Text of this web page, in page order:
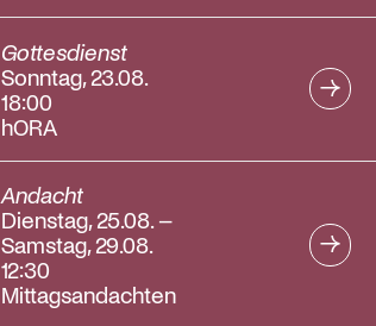
Gottesdienst
Sonntag, 23.08.
18:00
hORA
Andacht
Dienstag, 25.08. –
Samstag, 29.08.
12:30
Mittagsandachten